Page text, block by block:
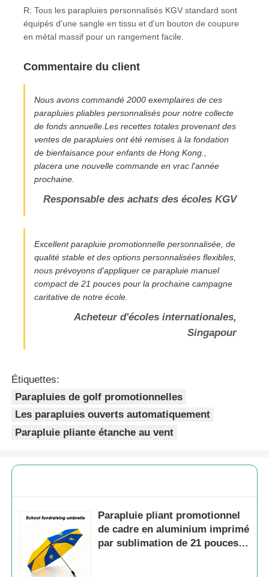
R: Tous les parapluies personnalisés KGV standard sont
équipés d'une sangle en tissu et d'un bouton de coupure
en métal massif pour un rangement facile.
Commentaire du client
Nous avons commandé 2000 exemplaires de ces
parapluies pliables personnalisés pour notre collecte
de fonds annuelle.Les recettes totales provenant des
ventes de parapluies ont été remises à la fondation
de bienfaisance pour enfants de Hong Kong.,
placera une nouvelle commande en vrac l'année
prochaine.
Responsable des achats des écoles KGV
Excellent parapluie promotionnelle personnalisée, de
qualité stable et des options personnalisées flexibles,
nous prévoyons d'appliquer ce parapluie manuel
compact de 21 pouces pour la prochaine campagne
caritative de notre école.
Acheteur d'écoles internationales,
Singapour
Étiquettes:
Parapluies de golf promotionnelles
Les parapluies ouverts automatiquement
Parapluie pliante étanche au vent
Parapluie pliant promotionnel
de cadre en aluminium imprimé
par sublimation de 21 pouces